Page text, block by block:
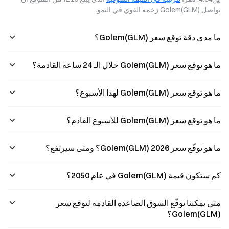
Hang Seng
قوي ?
يواصل Golem(GLM) زخمه القوي في النمو.
ما مدى دقة توقع سعر Golem(GLM)؟
ما هو توقع سعر Golem(GLM) خلال الـ 24 ساعة القادمة؟
ما هو توقع سعر Golem(GLM) لهذا الأسبوع؟
ما هو توقع سعر Golem(GLM) للأسبوع القادم؟
ما هو توقّع سعر Golem(GLM) 2026؟ ومتى سيرتفع؟
كم ستكون قيمة Golem(GLM) في عام 2050؟
متى يمكننا توقّع السوق الصاعدة القادمة لتوقع سعر
Golem(GLM)؟